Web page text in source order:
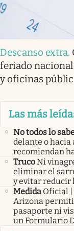
Descanso extra.
feriado nacional
y oficinas
Las más
No todos lo
delante o hacia
recomiendan
TrucoNi
eliminar el
y evitar reducir
Medida Oficial |
Arizona
pasaporte ni
un Formulario